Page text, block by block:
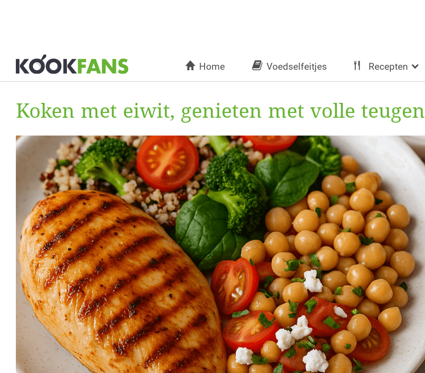
Home Voedselfeitjes Recepten
Koken met eiwit, genieten met volle teugen